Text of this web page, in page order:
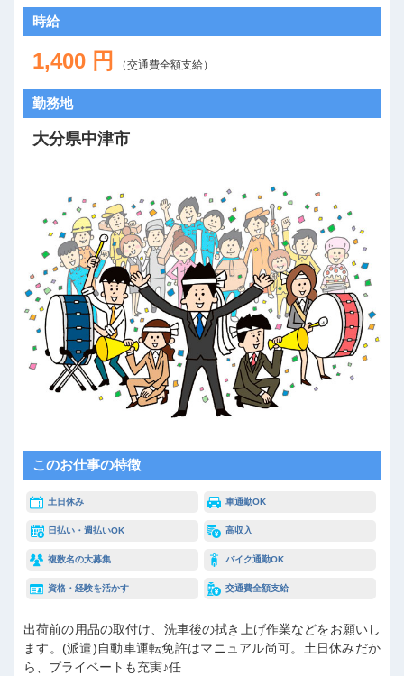
時給
1,400 円 （交通費全額支給）
勤務地
大分県中津市
このお仕事の特徴
土日休み 車通勤OK
日払い・週払いOK 高収入
複数名の大募集 バイク通勤OK
資格・経験を活かす 交通費全額支給
出荷前の用品の取付け、洗車後の拭き上げ作業などをお願いし
ます。(派遣)自動車運転免許はマニュアル尚可。土日休みだか
ら、プライベートも充実♪任…